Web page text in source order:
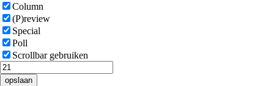
Column
(P)review
Special
Poll
Scrollbar gebruiken
opslaan